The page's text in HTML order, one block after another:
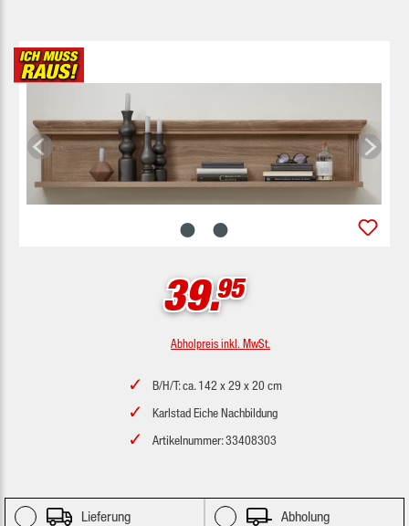
Bildergalerie überspringen
39.95
Abholpreis inkl. MwSt.
B/H/T: ca. 142 x 29 x 20 cm
Karlstad Eiche Nachbildung
Artikelnummer: 33408303
Lieferung Abholung